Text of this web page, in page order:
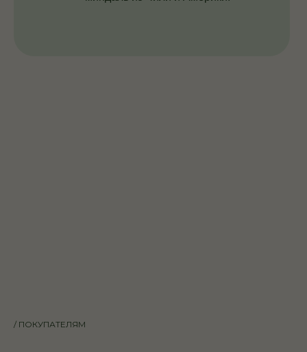
/ ПОКУПАТЕЛЯМ